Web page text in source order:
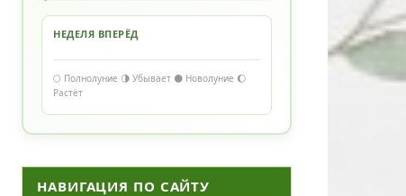
НЕДЕЛЯ ВПЕРЁД
🌕 Полнолуние 🌗 Убывает 🌑 Новолуние 🌔
Растёт
НАВИГАЦИЯ ПО САЙТУ